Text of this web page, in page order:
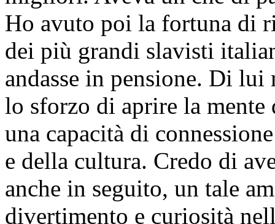
Ho avuto poi la fortuna di
dei più grandi slavisti
andasse in pensione. Di
lo sforzo di aprire la
una capacità di
e della cultura. Credo di
anche in seguito, un tale
divertimento e curiosità